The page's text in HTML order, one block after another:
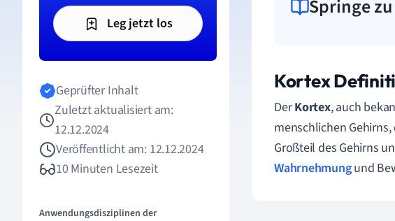
Leg jetzt los
Geprüfter Inhalt
Zuletzt aktualisiert am:
12.12.2024
Veröffentlicht am: 12.12.2024
10 Minuten Lesezeit
Anwendungsdisziplinen der
Springe
Kortex
DerKortex, auch
menschlichen
Großteil des Gehirns
Wahrnehmungund